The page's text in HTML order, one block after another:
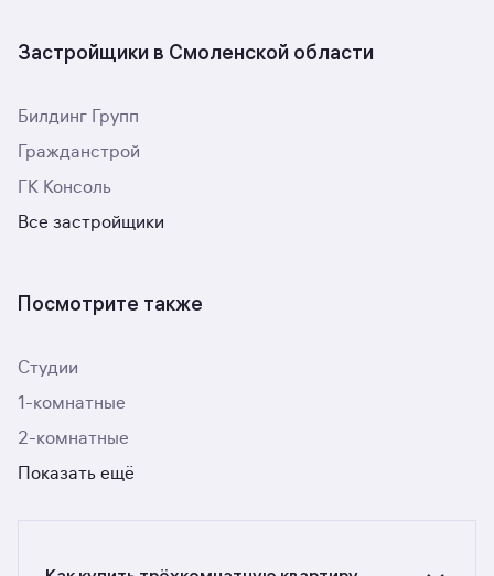
Застройщики в Смоленской области
Билдинг Групп
Гражданстрой
ГК Консоль
Все застройщики
Посмотрите также
Студии
1-комнатные
2-комнатные
Показать ещё